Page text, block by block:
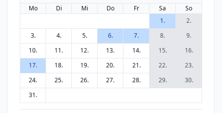
Mo Di Mi Do Fr Sa
So
1.
2.
3.
4. 5. 6. 7. 8.
9.
10.
11. 12. 13. 14. 15.
16.
17.
18. 19. 20. 21. 22.
23.
24.
25. 26. 27. 28. 29.
30.
31.